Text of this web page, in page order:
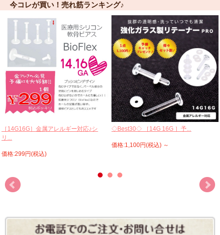
今コレが買い！売れ筋ランキング♪
［14G16G］金属アレルギー対応♪シ
リ...
価格:299円(税込)
◇Best30◇ ［14G 16G ］予...
価格:1,100円(税込) ～